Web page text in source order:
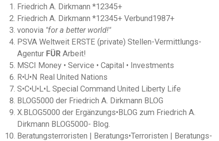
Friedrich A. Dirkmann *12345+
Friedrich A. Dirkmann *12345+ Verbund1987+
vonovia "for a better world!"
PSVA Weltweit ERSTE (private) Stellen-Vermittlungs-
Agentur FÜRArbeit!
MSCI Money • Service • Capital • Investments
R•U•N Real United Nations
S•C•U•L•L Special Command United Liberty Life
BLOG5000 der Friedrich A. Dirkmann BLOG
X.BLOG5000 der Ergänzungs•BLOG zum Friedrich A.
Dirkmann BLOG5000- Blog.
Beratungsterroristen | Beratungs•Terroristen | Beratungs-